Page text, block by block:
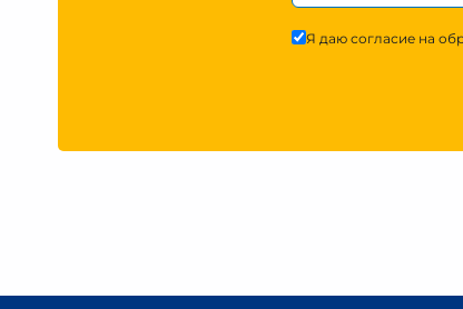
Я даю согласие на